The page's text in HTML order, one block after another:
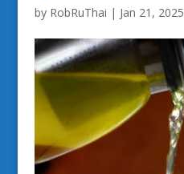
by RobRuThai | Jan 21, 2025